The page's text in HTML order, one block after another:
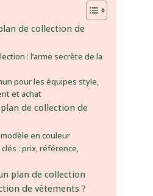
de collection de
: l’arme secrète de la
pour les équipes style,
et achat
de collection de
en couleur
: prix, référence,
plan de collection
de vêtements ?